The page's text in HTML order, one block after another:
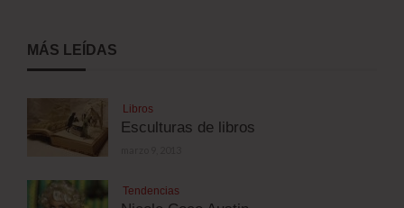
MÁS LEÍDAS
Libros
Esculturas de libros
Tendencias